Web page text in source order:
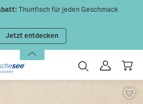
Thunfisch für jeden Geschmack
Jetzt entdecken